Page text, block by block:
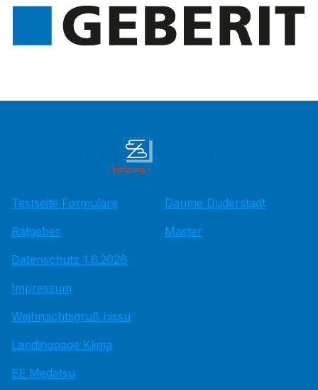
Testseite Formulare
Ratgeber
Datenschutz 1.6.2026
Impressum
Weihnachtsgruß hissu
Landingpage Klima
EE Medatsu
Daume Duderstadt
Master